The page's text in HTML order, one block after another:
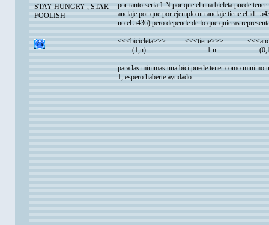
STAY HUNGRY , STAR
FOOLISH
por tanto seria 1:N por que el una bicleta puede
anclaje por que por ejemplo un anclaje tiene el id:
no el 5436) pero depende de lo que quieras
<<<bicicleta>>>--------<<<tiene>>>----------
(1,n) 1:n
para las minimas una bici puede tener como
1, espero haberte ayudado